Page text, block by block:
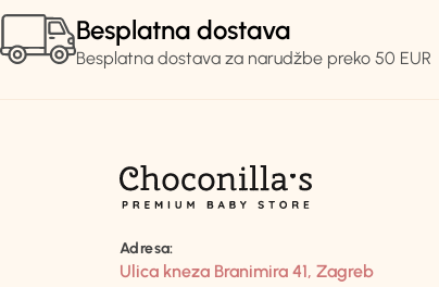
Besplatna dostava
Besplatna dostava za narudžbe preko 50 EUR
Adresa:
Ulica kneza Branimira 41, Zagreb